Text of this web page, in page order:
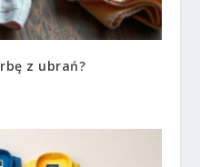
z ubrań?